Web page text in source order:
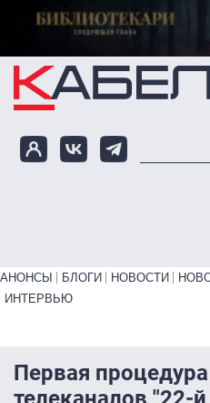
Перейти к основному
Primary links bottom
АНОНСЫ БЛОГИ НОВОСТИ
ИНТЕРВЬЮ
Первая